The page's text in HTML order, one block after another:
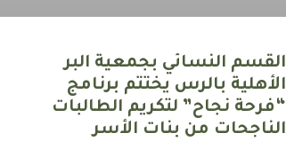
القسم النسائي بجمعية البر
الأهلية بالرس يختتم برنامج
“فرحة نجاح” لتكريم الطالبات
الناجحات من بنات الأسر